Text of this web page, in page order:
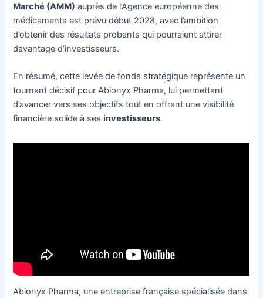
Marché (AMM) auprès de l’Agence européenne des
médicaments est prévu début 2028, avec l’ambition
d’obtenir des résultats probants qui pourraient attirer
davantage d’investisseurs.
En résumé, cette levée de fonds stratégique représente un
tournant décisif pour Abionyx Pharma, lui permettant
d’avancer vers ses objectifs tout en offrant une visibilité
financière solide à sesinvestisseurs.
Abionyx Pharma, une entreprise française spécialisée dans